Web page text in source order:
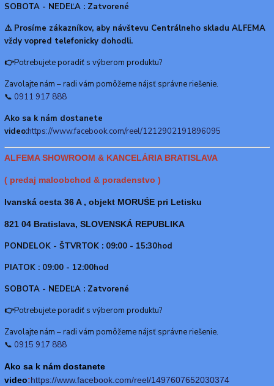
SOBOTA - NEDEĽA : Zatvorené
⚠️ Prosíme zákazníkov, aby návštevu Centrálneho skladu ALFEMA
vždy vopred telefonicky dohodli.
👉Potrebujete poradiť s výberom produktu?
Zavolajte nám – radi vám pomôžeme nájsť správne riešenie.
📞 0911 917 888
Ako sa k nám dostanete
video:https://www.facebook.com/reel/1212902191896095
ALFEMA SHOWROOM & KANCELÁRIA BRATISLAVA
( predaj maloobchod & poradenstvo )
Ivanská cesta 36 A , objekt MORUŚE pri Letisku
821 04 Bratislava, SLOVENSKÁ REPUBLIKA
PONDELOK - ŠTVRTOK : 09:00 - 15:30hod
PIATOK : 09:00 - 12:00hod
SOBOTA - NEDEĽA : Zatvorené
👉Potrebujete poradiť s výberom produktu?
Zavolajte nám – radi vám pomôžeme nájsť správne riešenie.
📞 0915 917 888
Ako sa k nám dostanete
video:https://www.facebook.com/reel/1497607652030374